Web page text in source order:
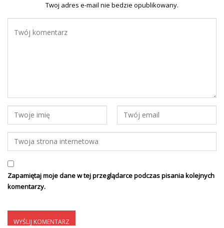
Twoj adres e-mail nie bedzie opublikowany.
Zapamiętaj moje dane w tej przeglądarce podczas pisania kolejnych
komentarzy.